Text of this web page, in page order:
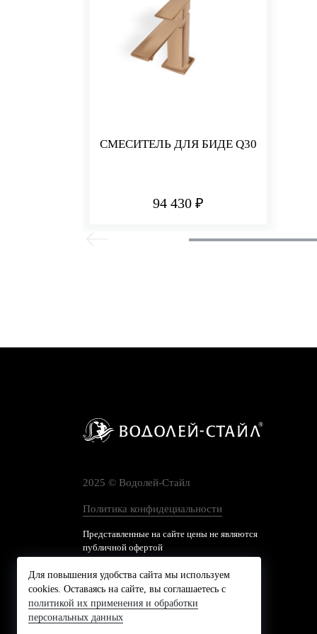
СМЕСИТЕЛЬ ДЛЯ БИДЕ Q30
94 430 ₽
2025 © Водолей-Cтайл
Политика конфидециальности
Представленные на сайте цены не являются
публичной офертой
Для повышения удобства сайта мы используем
cookies. Оставаясь на сайте, вы соглашаетесь с
политикой их применения и обработки
персональных данных